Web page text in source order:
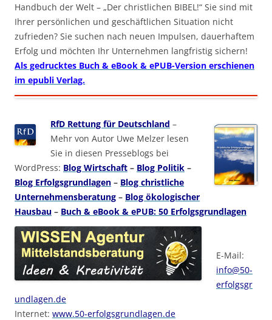
Handbuch der Welt – „Der christlichen BIBEL!“ Sie sind mit
Ihrer persönlichen und geschäftlichen Situation nicht
zufrieden? Sie suchen nach neuen Impulsen, dauerhaftem
Erfolg und möchten Ihr Unternehmen langfristig sichern!
Als gedrucktes Buch & eBook & ePUB-Version erschienen
im epubli Verlag.
RfD Rettung für Deutschland –
Mehr von Autor Uwe Melzer lesen
Sie in diesen Presseblogs bei
WordPress: Blog Wirtschaft – Blog Politik –
Blog Erfolgsgrundlagen – Blog christliche
Unternehmensberatung – Blog ökologischer
Hausbau – Buch & eBook & ePUB: 50 Erfolgsgrundlagen
E-Mail:
info@50-
erfolgsgr
undlagen.de
Internet: www.50-erfolgsgrundlagen.de